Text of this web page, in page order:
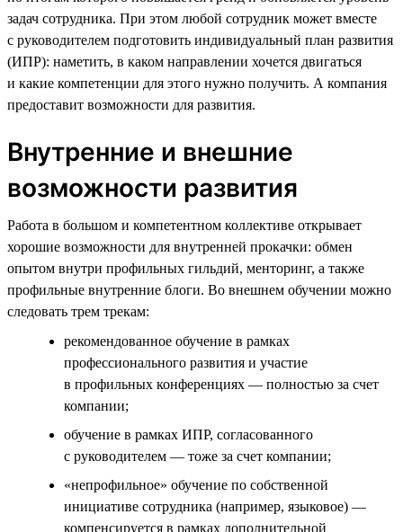
задач сотрудника. При этом любой сотрудник может вместе
с руководителем подготовить индивидуальный план развития
(ИПР): наметить, в каком направлении хочется двигаться
и какие компетенции для этого нужно получить. А компания
предоставит возможности для развития.
Внутренние и внешние
возможности развития
Работа в большом и компетентном коллективе открывает
хорошие возможности для внутренней прокачки: обмен
опытом внутри профильных гильдий, менторинг, а также
профильные внутренние блоги. Во внешнем обучении можно
следовать трем трекам:
рекомендованное обучение в рамках
профессионального развития и участие
в профильных конференциях — полностью за счет
компании;
обучение в рамках ИПР, согласованного
с руководителем — тоже за счет компании;
«непрофильное» обучение по собственной
инициативе сотрудника (например, языковое) —
компенсируется в рамках дополнительной